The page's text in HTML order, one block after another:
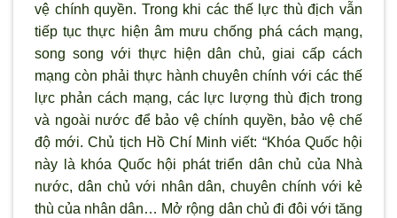
vệ chính quyền. Trong khi các thế lực thù địch vẫn
tiếp tục thực hiện âm mưu chống phá cách mạng,
song song với thực hiện dân chủ, giai cấp cách
mạng còn phải thực hành chuyên chính với các thế
lực phản cách mạng, các lực lượng thù địch trong
và ngoài nước để bảo vệ chính quyền, bảo vệ chế
độ mới. Chủ tịch Hồ Chí Minh viết: “Khóa Quốc hội
này là khóa Quốc hội phát triển dân chủ của Nhà
nước, dân chủ với nhân dân, chuyên chính với kẻ
thù của nhân dân… Mở rộng dân chủ đi đôi với tăng